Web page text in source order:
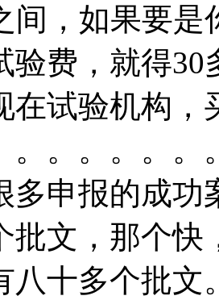
间，如果要
验费，就得
在试验机构，
。。。。。
多申报的成功
批文，那个
八十多个批文